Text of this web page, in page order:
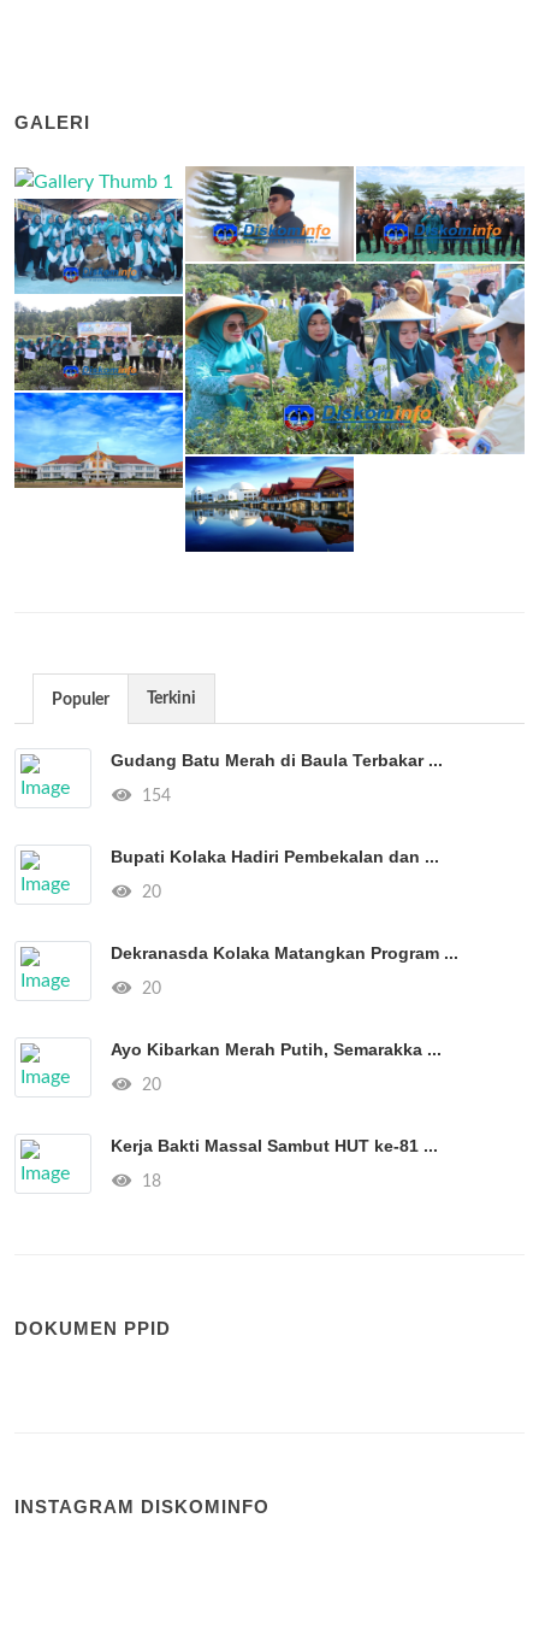
GALERI
Populer Terkini
Gudang Batu Merah di Baula Terbakar ...
154
Bupati Kolaka Hadiri Pembekalan dan ...
20
Dekranasda Kolaka Matangkan Program ...
20
Ayo Kibarkan Merah Putih, Semarakka ...
20
Kerja Bakti Massal Sambut HUT ke-81 ...
18
DOKUMEN PPID
INSTAGRAM DISKOMINFO